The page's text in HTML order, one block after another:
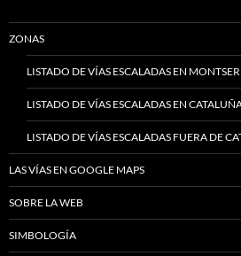
ZONAS
LISTADO DE VÍAS ESCALADAS EN
LISTADO DE VÍAS ESCALADAS EN
LISTADO DE VÍAS ESCALADAS FUERA DE
LAS VÍAS EN GOOGLE MAPS
SOBRE LA WEB
SIMBOLOGÍA